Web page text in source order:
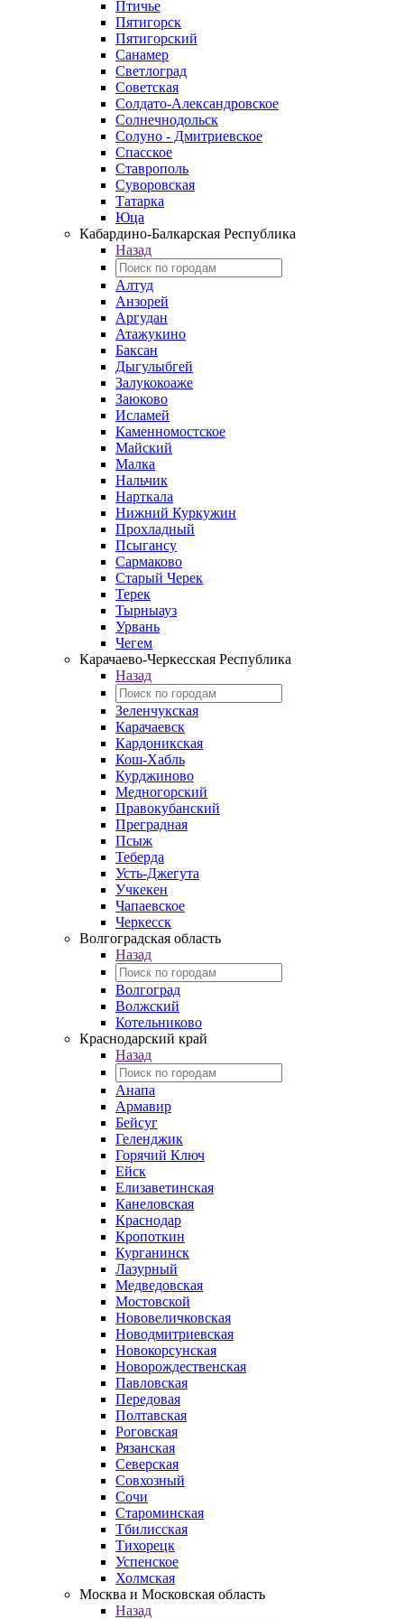
Птичье
Пятигорск
Пятигорский
Санамер
Светлоград
Советская
Солдато-Александровское
Солнечнодольск
Солуно - Дмитриевское
Спасское
Ставрополь
Суворовская
Татарка
Юца
Кабардино‑Балкарская Республика
Назад
Алтуд
Анзорей
Аргудан
Атажукино
Баксан
Дыгулыбгей
Залукокоаже
Заюково
Исламей
Каменномостское
Майский
Малка
Нальчик
Нарткала
Нижний Куркужин
Прохладный
Псыгансу
Сармаково
Старый Черек
Терек
Тырныауз
Урвань
Чегем
Карачаево-Черкесская Республика
Назад
Зеленчукская
Карачаевск
Кардоникская
Кош-Хабль
Курджиново
Медногорский
Правокубанский
Преградная
Псыж
Теберда
Усть-Джегута
Учкекен
Чапаевское
Черкесск
Волгоградская область
Назад
Волгоград
Волжский
Котельниково
Краснодарский край
Назад
Анапа
Армавир
Бейсуг
Геленджик
Горячий Ключ
Ейск
Елизаветинская
Канеловская
Краснодар
Кропоткин
Курганинск
Лазурный
Медведовская
Мостовской
Нововеличковская
Новодмитриевская
Новокорсунская
Новорождественская
Павловская
Передовая
Полтавская
Роговская
Рязанская
Северская
Совхозный
Сочи
Староминская
Тбилисская
Тихорецк
Успенское
Холмская
Москва и Московская область
Назад